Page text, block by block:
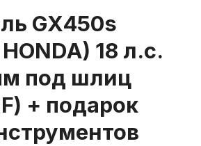
GX450s
18 л.с.
под шлиц
+ подарок